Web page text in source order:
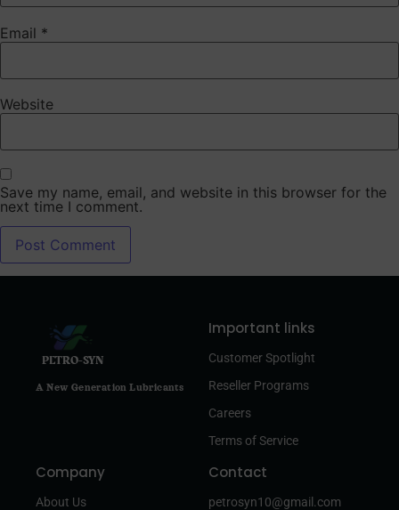
Email *
Website
Save my name, email, and website in this browser for the
next time I comment.
PETRO-SYN
A New Generation Lubricants
Important links
Customer Spotlight
Reseller Programs
Careers
Terms of Service
Company
About Us
Contact
petrosyn10@gmail.com